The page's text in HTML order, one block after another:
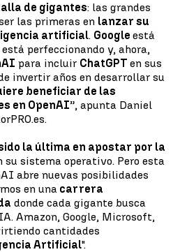
de gigantes: las grandes
las primeras en lanzar su
artificial. Google está
perfeccionando y, ahora,
para incluir ChatGPT en sus
invertir años en desarrollar su
beneficiar de las
en OpenAI”, apunta Daniel
la última en apostar por la
su sistema operativo. Pero esta
abre nuevas posibilidades
en una carrera
donde cada gigante busca
Amazon, Google, Microsoft,
cantidades
Artificial".